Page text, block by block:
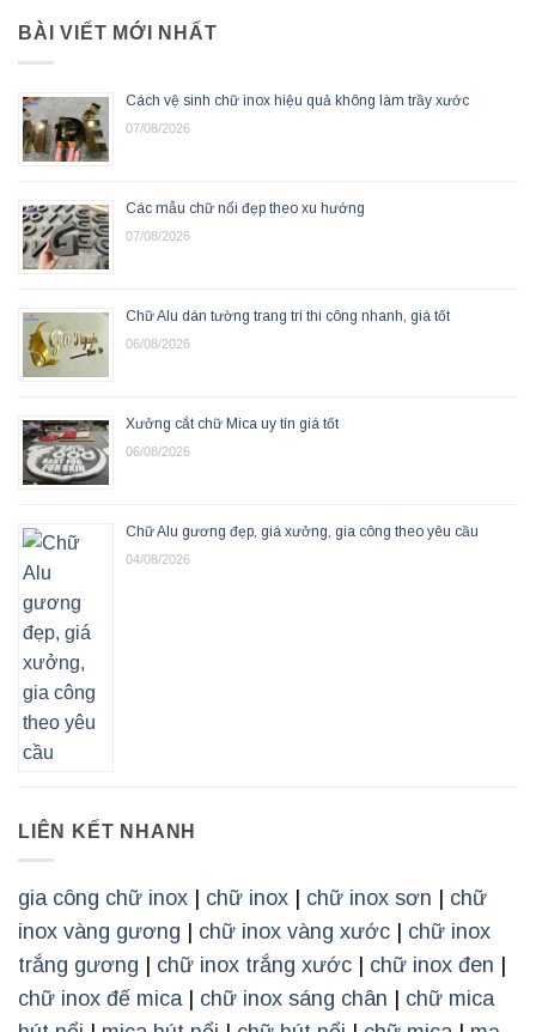
BÀI VIẾT MỚI NHẤT
Cách vệ sinh chữ inox hiệu quả không làm trầy xước
07/08/2026
Các mẫu chữ nổi đẹp theo xu hướng
07/08/2026
Chữ Alu dán tường trang trí thi công nhanh, giá tốt
06/08/2026
Xưởng cắt chữ Mica uy tín giá tốt
06/08/2026
Chữ Alu gương đẹp, giá xưởng, gia công theo yêu cầu
04/08/2026
LIÊN KẾT NHANH
gia công chữ inox chữ inox chữ inox sơn
chữ
inox vàng gương
chữ inox vàng xước
chữ inox
trắng gương
chữ inox trắng xước chữ inox đen
chữ inox đế mica| chữ inox sáng chân
chữ mica